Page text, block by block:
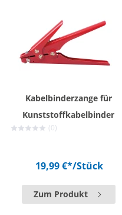
Kabelbinderzange für
Kunststoffkabelbinder
(0)
19,99 €*/Stück
Zum Produkt